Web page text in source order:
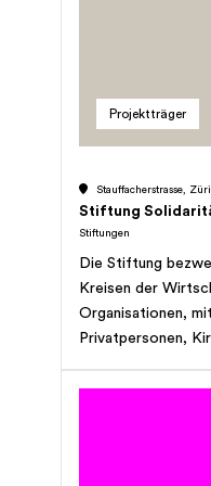
Projektträger
Stauffacherstrasse,
Stiftung
Stiftungen
Die Stiftung
Kreisen der
Organisationen,
Privatpersonen,
Mitarbeit in Form